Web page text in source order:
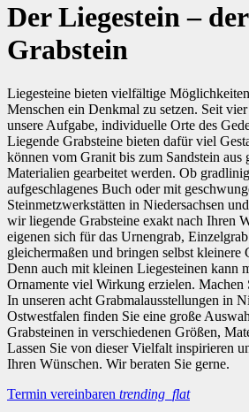
Der Liegestein –
Grabstein
Liegesteine bieten vielfältige
Menschen ein Denkmal zu setzen. Seit
unsere Aufgabe, individuelle Orte des
Liegende Grabsteine bieten dafür viel
können vom Granit bis zum Sandstein aus
Materialien gearbeitet werden. Ob
aufgeschlagenes Buch oder mit
Steinmetzwerkstätten in Niedersachsen
wir liegende Grabsteine exakt nach Ihren
eigenen sich für das Urnengrab,
gleichermaßen und bringen selbst kleinere
Denn auch mit kleinen Liegesteinen kann
Ornamente viel Wirkung erzielen. Machen
In unseren acht Grabmalausstellungen in
Ostwestfalen finden Sie eine große
Grabsteinen in verschiedenen Größen,
Lassen Sie von dieser Vielfalt inspirieren
Ihren Wünschen. Wir beraten Sie gerne.
Termin vereinbaren trending_flat